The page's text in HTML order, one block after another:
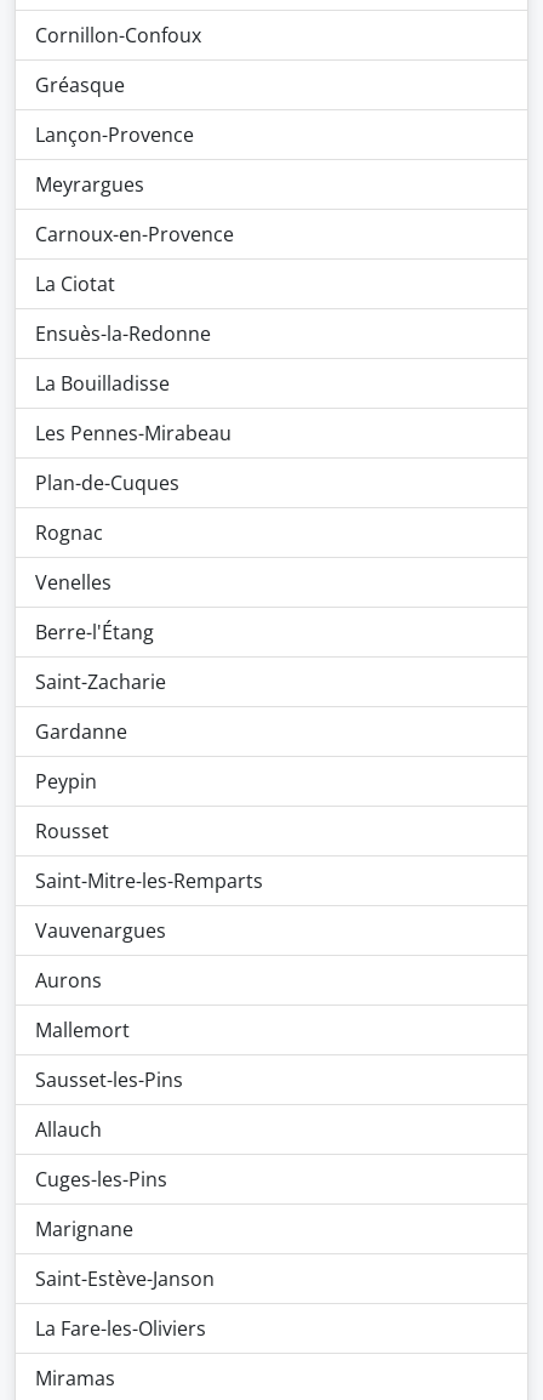
Cornillon-Confoux
Gréasque
Lançon-Provence
Meyrargues
Carnoux-en-Provence
La Ciotat
Ensuès-la-Redonne
La Bouilladisse
Les Pennes-Mirabeau
Plan-de-Cuques
Rognac
Venelles
Berre-l'Étang
Saint-Zacharie
Gardanne
Peypin
Rousset
Saint-Mitre-les-Remparts
Vauvenargues
Aurons
Mallemort
Sausset-les-Pins
Allauch
Cuges-les-Pins
Marignane
Saint-Estève-Janson
La Fare-les-Oliviers
Miramas